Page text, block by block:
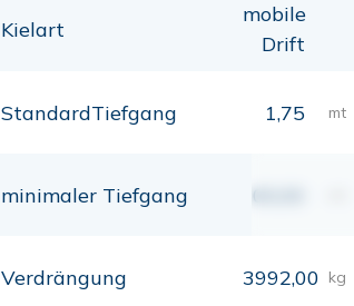
Kielart
mobile
Drift
StandardTiefgang 1,75 mt
minimaler Tiefgang 00,00
Verdrängung 3992,00 kg